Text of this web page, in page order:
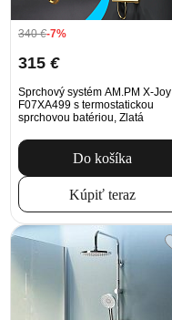
340€-7%
315 €
Sprchový systém AM.PM X-Joy
F07XA499 s termostatickou
sprchovou batériou, Zlatá
Do košíka
Kúpiť teraz